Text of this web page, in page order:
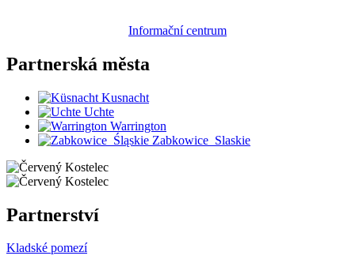
Informační centrum
Partnerská města
Kusnacht
Uchte
Warrington
Zabkowice_Slaskie
Partnerství
Kladské pomezí